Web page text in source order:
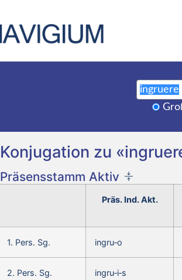
Konjugation zu
Präsensstamm Aktiv
Präs. Ind. Akt.
1. Pers. Sg. ingru‑o
2. Pers. Sg. ingru‑i‑s